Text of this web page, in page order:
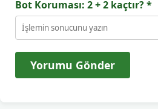
Bot Koruması: 2 + 2 kaçtır?*